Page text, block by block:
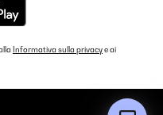
Baumwolle, 2tlg. Warme
Reißverschluss - ÖKO-TEX,
vereint höchsten Komfort,
Optik. Diese
wesentlich angenehmer
dann ist diese Bettwäsche
Informativa sulla privacye ai